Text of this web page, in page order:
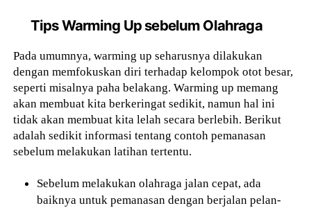
Tips Warming Up sebelum Olahraga
Pada umumnya, warming up seharusnya dilakukan
dengan memfokuskan diri terhadap kelompok otot besar,
seperti misalnya paha belakang. Warming up memang
akan membuat kita berkeringat sedikit, namun hal ini
tidak akan membuat kita lelah secara berlebih. Berikut
adalah sedikit informasi tentang contoh pemanasan
sebelum melakukan latihan tertentu.
Sebelum melakukan olahraga jalan cepat, ada
baiknya untuk pemanasan dengan berjalan pelan-